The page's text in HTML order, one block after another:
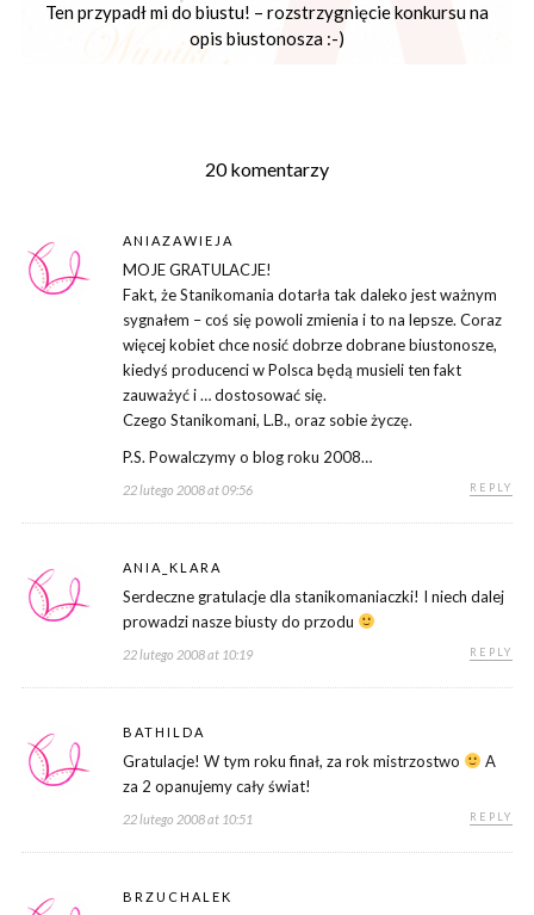
Ten przypadł mi do biustu! – rozstrzygnięcie konkursu na
opis biustonosza :-)
20 komentarzy
ANIAZAWIEJA
MOJE GRATULACJE!
Fakt, że Stanikomania dotarła tak daleko jest ważnym
sygnałem – coś się powoli zmienia i to na lepsze. Coraz
więcej kobiet chce nosić dobrze dobrane biustonosze,
kiedyś producenci w Polsca będą musieli ten fakt
zauważyć i … dostosować się.
Czego Stanikomani, L.B., oraz sobie życzę.
P.S. Powalczymy o blog roku 2008…
22 lutego 2008 at 09:56 REPLY
ANIA_KLARA
Serdeczne gratulacje dla stanikomaniaczki! I niech dalej
prowadzi nasze biusty do przodu
22 lutego 2008 at 10:19 REPLY
BATHILDA
Gratulacje! W tym roku finał, za rok mistrzostwo
A
za 2 opanujemy cały świat!
22 lutego 2008 at 10:51 REPLY
BRZUCHALEK